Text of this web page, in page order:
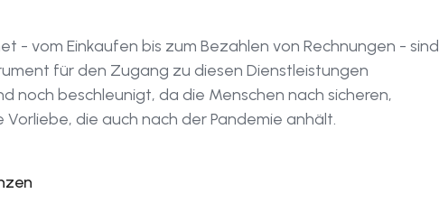
- vom Einkaufen bis zum Bezahlen von Rechnungen - sind
für den Zugang zu diesen Dienstleistungen
noch beschleunigt, da die Menschen nach sicheren,
die auch nach der Pandemie anhält.